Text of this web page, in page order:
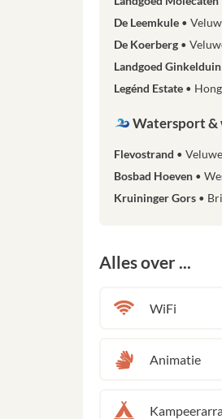
De Leemkule
De Koerberg
Landgoed Ginkelduin
Legénd Estate
Watersport
Flevostrand
Bosbad Hoeven
Kruininger Gors
Alles over ...
WiFi
Animatie